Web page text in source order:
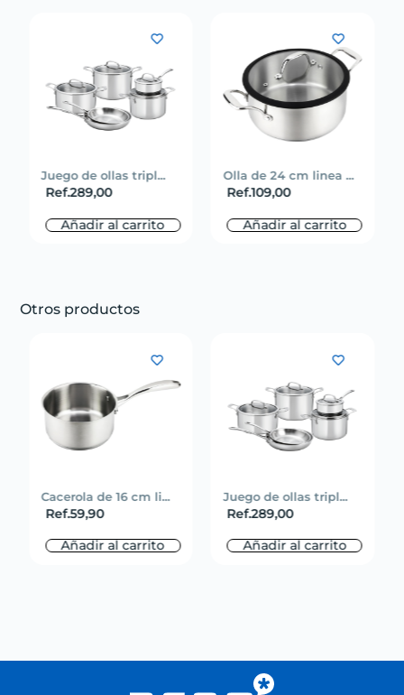
Juego de ollas tripl...
Ref.289,00
Añadir al carrito
Olla de 24 cm linea ...
Ref.109,00
Añadir al carrito
Otros productos
Cacerola de 16 cm li...
Ref.59,90
Añadir al carrito
Juego de ollas tripl...
Ref.289,00
Añadir al carrito